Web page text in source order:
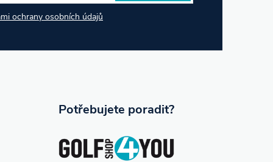
ochrany osobních údajů
Potřebujete poradit?